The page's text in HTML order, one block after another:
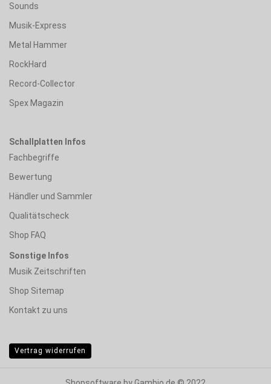
Sounds
Musik-Express
Metal Hammer
RockHard
Record-Collector
Spex Magazin
Schallplatten Infos
Fachbegriffe
Bewertung
Händler und Sammler
Qualitätscheck
Shop FAQ
Sonstige Infos
Musik Zeitschriften
Shop Sitemap
Kontakt zu uns
Vertrag widerrufen